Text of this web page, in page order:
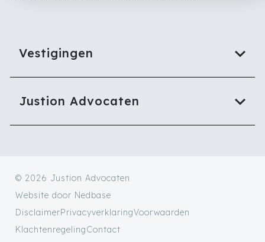
Vestigingen
Justion Advocaten
© 2026 Justion Advocaten
Website door Nedbase
DisclaimerPrivacyverklaringVoorwaarden
KlachtenregelingContact